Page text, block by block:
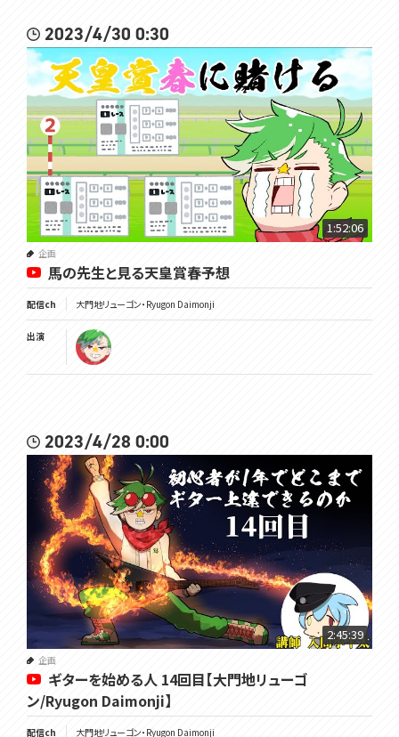
2023/4/30 0:30
1:52:06
企画
馬の先生と見る天皇賞春予想
配信ch 大門地リューゴン・Ryugon Daimonji
出演
2023/4/28 0:00
2:45:39
企画
ギターを始める人 14回目【大門地リューゴ
ン/Ryugon Daimonji】
配信ch 大門地リューゴン・Ryugon Daimonji